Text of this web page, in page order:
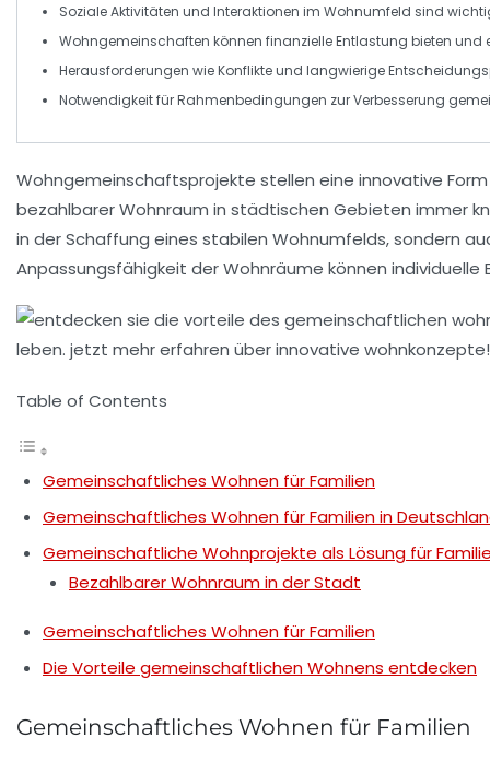
Soziale Aktivitäten und Interaktionen im Wohnumfeld sind
Wohngemeinschaften können finanzielle Entlastung bieten und
Herausforderungen wieKonflikteund langwierige
Notwendigkeit fürRahmenbedingungen zur Verbesserung
Wohngemeinschaftsprojekte stellen eine innovative
bezahlbarer Wohnraum in städtischen Gebieten immer
in der Schaffung eines stabilen Wohnumfelds, sondern
Anpassungsfähigkeit der Wohnräume können
Table of Contents
Gemeinschaftliches Wohnen für Familien
Gemeinschaftliches Wohnen für Familien in
Gemeinschaftliche Wohnprojekte als Lösung für
Bezahlbarer Wohnraum in der Stadt
Gemeinschaftliches Wohnen für Familien
Die Vorteile gemeinschaftlichen Wohnens entdecken
Gemeinschaftliches Wohnen für Familien